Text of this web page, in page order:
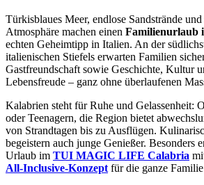
Türkisblaues Meer, endlose Sandstrände
Atmosphäre machen einen Familienurlaub
echten Geheimtipp in Italien. An der
italienischen Stiefels erwarten Familien
Gastfreundschaft sowie Geschichte, Kultur
Lebensfreude – ganz ohne überlaufenen
Kalabrien steht für Ruhe und Gelassenheit:
oder Teenagern, die Region bietet
von Strandtagen bis zu Ausflügen.
begeistern auch junge Genießer. Besonders
Urlaub im TUI MAGIC LIFE Calabria
All-Inclusive-Konzept für die ganze